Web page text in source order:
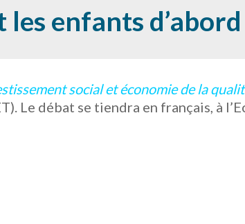
les enfants d’abord
social et économie de la
Le débat se tiendra en français, à